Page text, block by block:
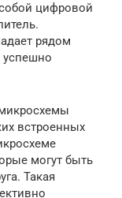
цифровой
рядом
успешно
встроенных
могут быть
Такая